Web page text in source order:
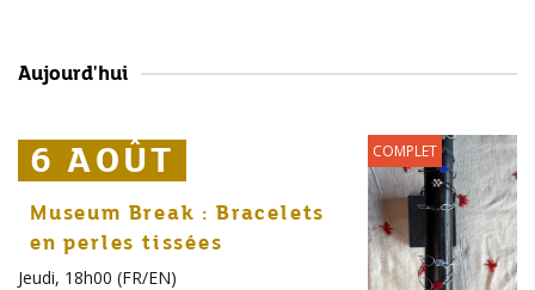
Aujourd'hui
6 AOÛT
6 AOÛT
6 AOÛT COMPLET
Museum Break : Bracelets
en perles tissées
Jeudi, 18h00 (FR/EN)